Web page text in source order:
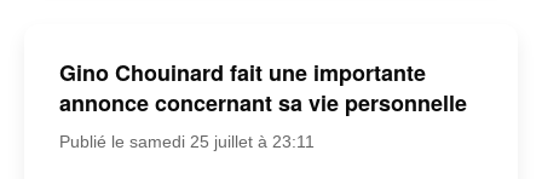
Gino Chouinard fait une importante
annonce concernant sa vie personnelle
Publié le samedi 25 juillet à 23:11